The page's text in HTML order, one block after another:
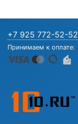
+7 925 772-52-52
Принимаем к оплате: